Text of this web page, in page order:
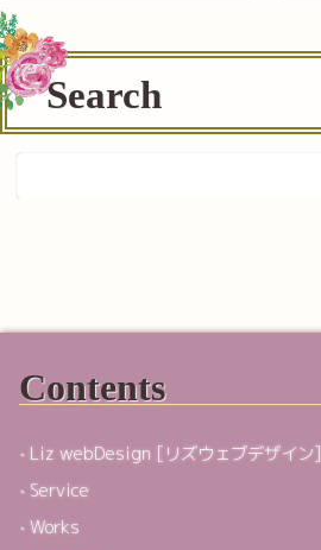
Search
Contents
Liz webDesign [リズウェブデザイン]
Service
Works